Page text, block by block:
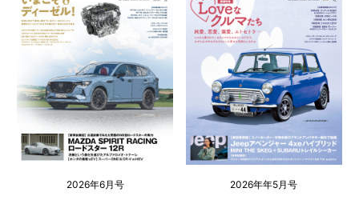
2026年6月号 2026年年5月号